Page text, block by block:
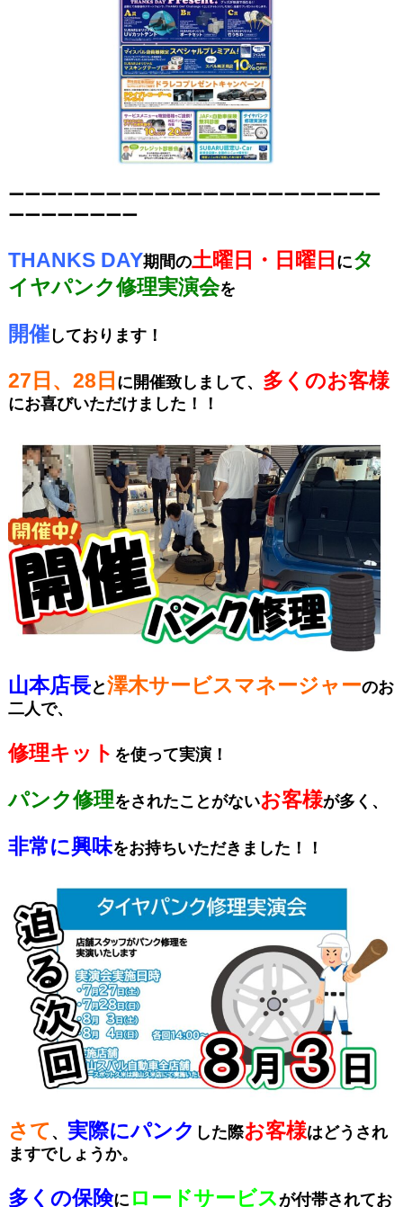
ーーーーーーーーーーーーーーーーーーーーーーー
ーーーーーーーー
THANKS DAY期間の土曜日・日曜日 にタ
イヤパンク修理実演会を
開催しております！
27日、28日 に開催致しまして、 多くのお客様
にお喜びいただけました！！
山本店長と澤木サービスマネージャーのお
二人で、
修理キット を使って実演！
パンク修理をされたことがないお客様が多く、
非常に興味をお持ちいただきました！！
さて、 実際にパンク した際お客様はどうされ
ますでしょうか。
多くの保険に ロードサービス が付帯されてお